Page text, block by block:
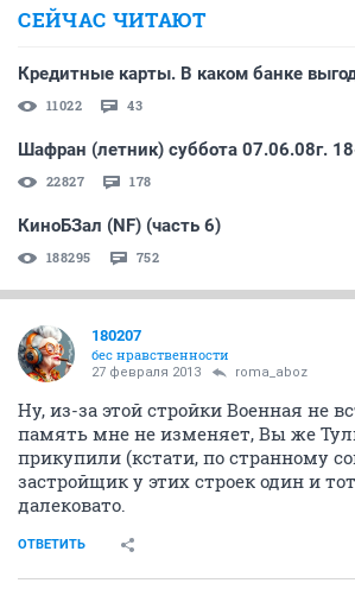
СЕЙЧАС ЧИТАЮТ
Кредитные карты. В каком банке
11022 43
Шафран (летник) суббота 07.06.08г.
22827 178
КиноБЗал (NF) (часть 6)
188295 752
180207
бес нравственности
27 февраля 2013 roma_aboz
Ну, из-за этой стройки Военная не
память мне не изменяет, Вы же
прикупили (кстати, по странному
застройщик у этих строек один и
далековато.
ОТВЕТИТЬ